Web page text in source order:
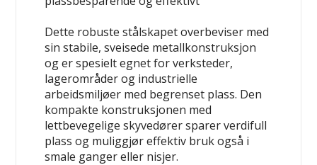
Dette robuste stålskapet overbeviser med
sin stabile, sveisede metallkonstruksjon
og er spesielt egnet for verksteder,
lagerområder og industrielle
arbeidsmiljøer med begrenset plass. Den
kompakte konstruksjonen med
lettbevegelige skyvedører sparer verdifull
plass og muliggjør effektiv bruk også i
smale ganger eller nisjer.